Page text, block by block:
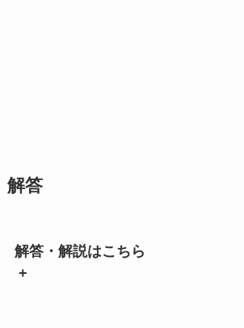
解答
解答・解説はこちら
+